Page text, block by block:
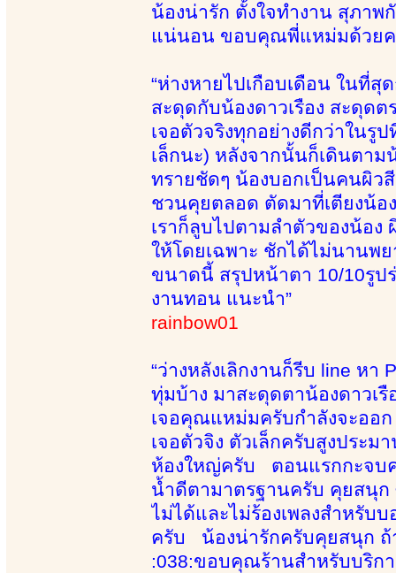
น้องน่ารัก ตั้งใจทำงาน สุภา
แน่นอน ขอบคุณพี่แหม่มด้วยค
“ห่างหายไปเกือบเดือน ในที่
สะดุดกับน้องดาวเรือง สะดุด
เจอตัวจริงทุกอย่างดีกว่าในรู
เล็กนะ) หลังจากนั้นก็เดินตา
ทรายชัดๆ น้องบอกเป็นคนผิว
ชวนคุยตลอด ตัดมาที่เตียงน้อ
เราก็ลูบไปตามลำตัวของน้อง
ให้โดยเฉพาะ ชักได้ไม่นานพ
ขนาดนี้ สรุปหน้าตา 10/10รูป
งานทอน แนะนำ”
rainbow01
“ว่างหลังเลิกงานก็รีบ line ห
ทุ่มบ้าง มาสะดุดตาน้องดาวเ
เจอคุณแหม่มครับกำลังจะออ
เจอตัวจิง ตัวเล็กครับสูงประ
ห้องใหญ่ครับ ตอนแรกกะจบ
น้ำดีตามาตรฐานครับ คุยสนุก
ไม่ได้และไม่ร้องเพลงสำหรับ
ครับ น้องน่ารักครับคุยสนุก ถ้
:038:ขอบคุณร้านสำหรับบริก